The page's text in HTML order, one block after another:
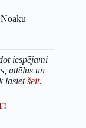
iespējami
attēlus un
lasietšeit.